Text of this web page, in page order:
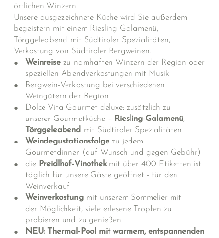
örtlichen Winzern.
Unsere ausgezeichnete Küche wird Sie außerdem
begeistern mit einem Riesling-Galamenü,
Törggeleabend mit Südtiroler Spezialitäten,
Verkostung von Südtiroler Bergweinen.
Weinreise zu namhaften Winzern der Region oder
speziellen Abendverkostungen mit Musik
Bergwein-Verkostung bei verschiedenen
Weingütern der Region
Dolce Vita Gourmet deluxe: zusätzlich zu
unserer Gourmetküche –
Riesling-Galamenü,
Törggeleabend mit Südtiroler Spezialitäten
Weindegustationsfolgezu jedem
Gourmetdinner (auf Wunsch und gegen Gebühr)
die Preidlhof-Vinothekmit über 400 Etiketten ist
täglich für unsere Gäste geöffnet - für den
Weinverkauf
Weinverkostungmit unserem Sommelier mit
der Möglichkeit, viele erlesene Tropfen zu
probieren und zu genießen
NEU: Thermal-Pool mit warmem, entspannenden